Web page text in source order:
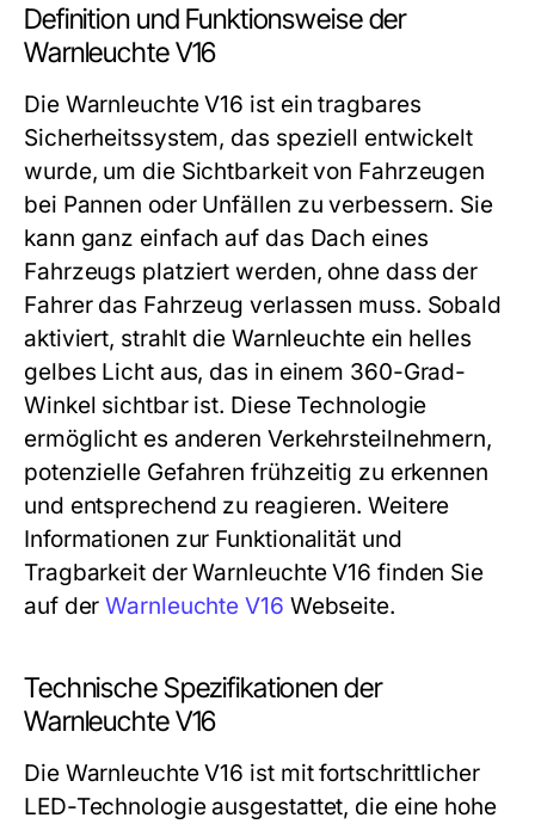
Definition und Funktionsweise der
Warnleuchte V16
Die Warnleuchte V16 ist ein tragbares
Sicherheitssystem, das speziell entwickelt
wurde, um die Sichtbarkeit von Fahrzeugen
bei Pannen oder Unfällen zu verbessern. Sie
kann ganz einfach auf das Dach eines
Fahrzeugs platziert werden, ohne dass der
Fahrer das Fahrzeug verlassen muss. Sobald
aktiviert, strahlt die Warnleuchte ein helles
gelbes Licht aus, das in einem 360-Grad-
Winkel sichtbar ist. Diese Technologie
ermöglicht es anderen Verkehrsteilnehmern,
potenzielle Gefahren frühzeitig zu erkennen
und entsprechend zu reagieren. Weitere
Informationen zur Funktionalität und
Tragbarkeit der Warnleuchte V16 finden Sie
auf derWarnleuchte V16 Webseite.
Technische Spezifikationen der
Warnleuchte V16
Die Warnleuchte V16 ist mit fortschrittlicher
LED-Technologie ausgestattet, die eine hohe